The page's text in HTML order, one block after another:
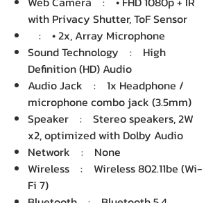
with Privacy Shutter, ToF Sensor
: • 2x, Array Microphone
Sound Technology : High
Definition (HD) Audio
Audio Jack : 1x Headphone /
microphone combo jack (3.5mm)
Speaker : Stereo speakers, 2W
x2, optimized with Dolby Audio
Network : None
Wireless : Wireless 802.11be (Wi-
Fi 7)